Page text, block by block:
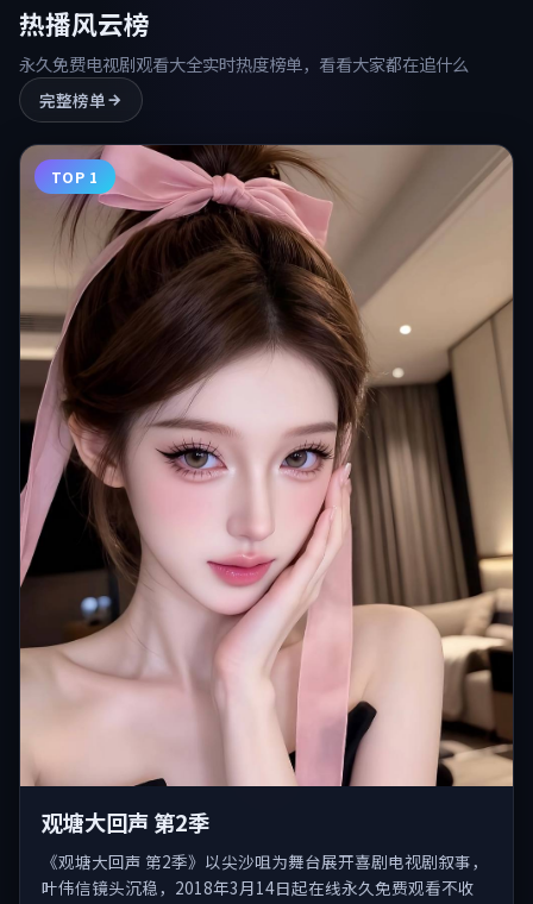
热播风云榜
永久免费电视剧观看大全实时热度榜单，看看大家都在追什么
完整榜单
TOP 1
观塘大回声 第2季
《观塘大回声 第2季》以尖沙咀为舞台展开喜剧电视剧叙事，
叶伟信镜头沉稳，2018年3月14日起在线永久免费观看不收